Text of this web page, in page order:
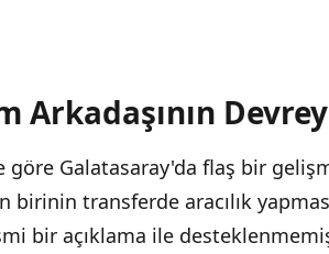
Arkadaşının
göre Galatasaray'da flaş bir
birinin transferde aracılık
bir açıklama ile